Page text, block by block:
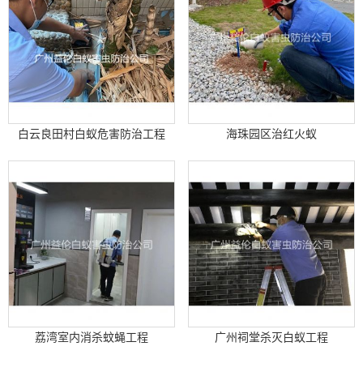
白云良田村白蚁危害防治工程 海珠园区治红火蚁
荔湾室内消杀蚊蝇工程 广州祠堂杀灭白蚁工程